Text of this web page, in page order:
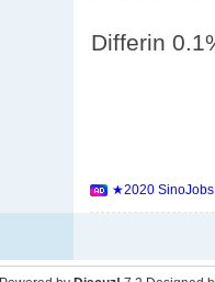
Differin
★2020